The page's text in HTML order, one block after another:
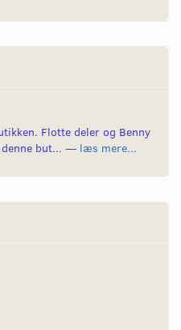
Flotte deler og Benny
denne but... — læs mere...